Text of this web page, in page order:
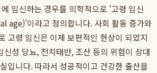
임신하는 경우를 의학적으로 '고령 임신
age)'이라고 정의합니다. 사회 활동 증가와
고령 임신은 이제 보편적인 현상이 되었지
신성 당뇨, 전치태반, 조산 등의 위험이 상대
입니다. 따라서 성공적이고 건강한 출산을